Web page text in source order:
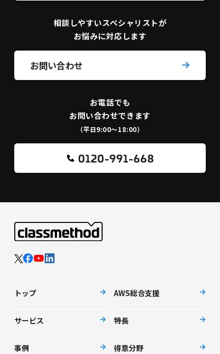
相談しやすいスペシャリストが
お悩みに対応します
お問い合わせ
お電話でも
お問い合わせできます
（平日9:00〜18:00）
0120-991-668
トップ AWS総合支援
サービス 特長
事例 得意分野